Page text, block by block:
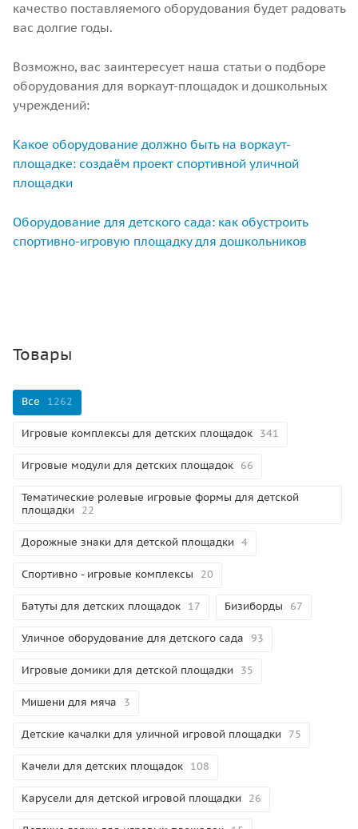
качество поставляемого оборудования будет радовать
вас долгие годы.
Возможно, вас заинтересует наша статьи о подборе
оборудования для воркаут-площадок и дошкольных
учреждений:
Какое оборудование должно быть на воркаут-
площадке: создаём проект спортивной уличной
площадки
Оборудование для детского сада: как обустроить
спортивно-игровую площадку для дошкольников
Товары
Все 1262
Игровые комплексы для детских площадок 341
Игровые модули для детских площадок 66
Тематические ролевые игровые формы для детской
площадки
22
Дорожные знаки для детской площадки 4
Спортивно - игровые комплексы 20
Батуты для детских площадок 17 Бизиборды 67
Уличное оборудование для детского сада 93
Игровые домики для детской площадки 35
Мишени для мяча 3
Детские качалки для уличной игровой площадки 75
Качели для детских площадок 108
Карусели для детской игровой площадки 26